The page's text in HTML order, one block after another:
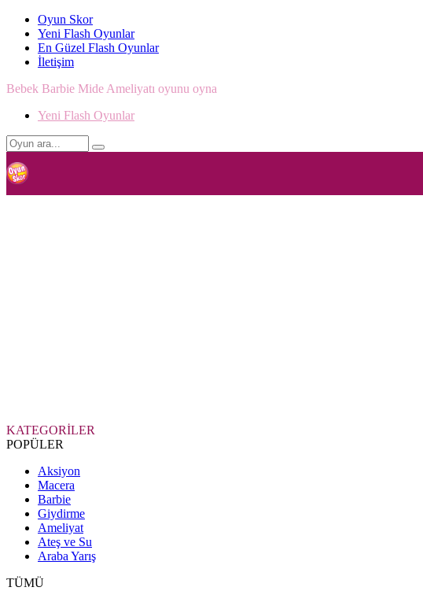
Oyun Skor
Yeni Flash Oyunlar
En Güzel Flash Oyunlar
İletişim
Bebek Barbie Mide Ameliyatı oyunu oyna
Yeni Flash Oyunlar
KATEGORİLER
POPÜLER
Aksiyon
Macera
Barbie
Giydirme
Ameliyat
Ateş ve Su
Araba Yarış
TÜMÜ